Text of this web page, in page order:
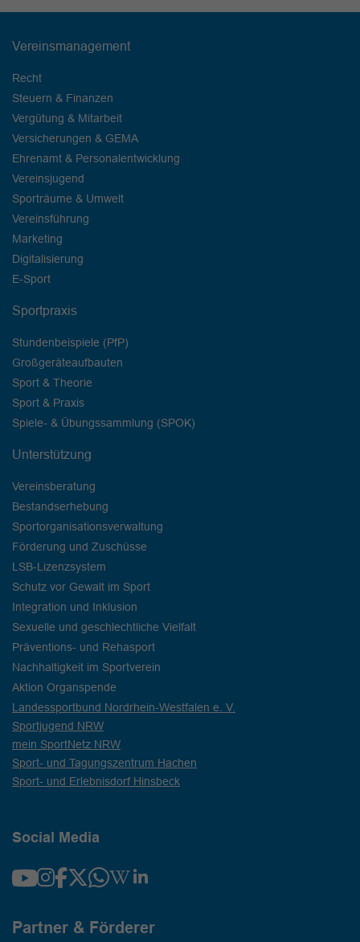
Vereinsmanagement
Recht
Steuern & Finanzen
Vergütung & Mitarbeit
Versicherungen & GEMA
Ehrenamt & Personalentwicklung
Vereinsjugend
Sporträume & Umwelt
Vereinsführung
Marketing
Digitalisierung
E-Sport
Sportpraxis
Stundenbeispiele (PfP)
Großgeräteaufbauten
Sport & Theorie
Sport & Praxis
Spiele- & Übungssammlung (SPOK)
Unterstützung
Vereinsberatung
Bestandserhebung
Sportorganisationsverwaltung
Förderung und Zuschüsse
LSB-Lizenzsystem
Schutz vor Gewalt im Sport
Integration und Inklusion
Sexuelle und geschlechtliche Vielfalt
Präventions- und Rehasport
Nachhaltigkeit im Sportverein
Aktion Organspende
Landessportbund Nordrhein-Westfalen e. V.
Sportjugend NRW
mein SportNetz NRW
Sport- und Tagungszentrum Hachen
Sport- und Erlebnisdorf Hinsbeck
Social Media
Partner & Förderer